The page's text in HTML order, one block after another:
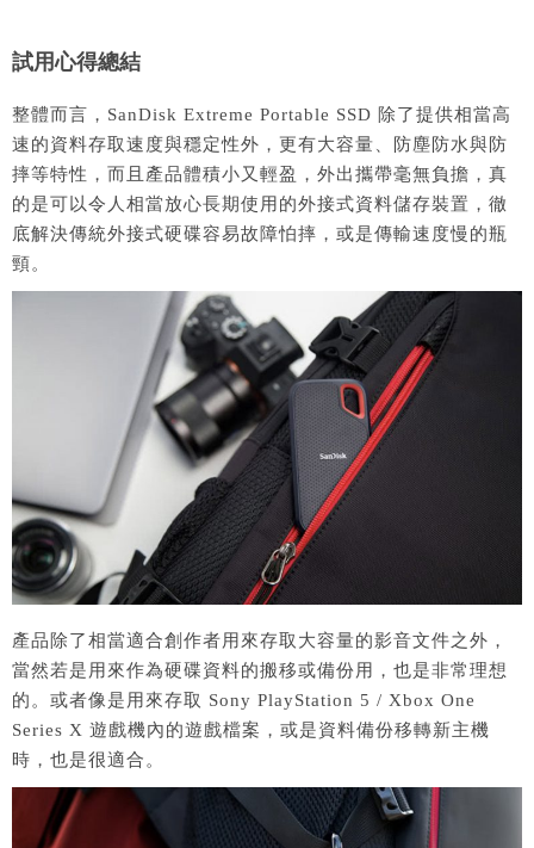
試用心得總結
整體而言，SanDisk Extreme Portable SSD 除了提供相當高
速的資料存取速度與穩定性外，更有大容量、防塵防水與防
摔等特性，而且產品體積小又輕盈，外出攜帶毫無負擔，真
的是可以令人相當放心長期使用的外接式資料儲存裝置，徹
底解決傳統外接式硬碟容易故障怕摔，或是傳輸速度慢的瓶
頸。
產品除了相當適合創作者用來存取大容量的影音文件之外，
當然若是用來作為硬碟資料的搬移或備份用，也是非常理想
的。或者像是用來存取 Sony PlayStation 5 / Xbox One
Series X 遊戲機內的遊戲檔案，或是資料備份移轉新主機
時，也是很適合。